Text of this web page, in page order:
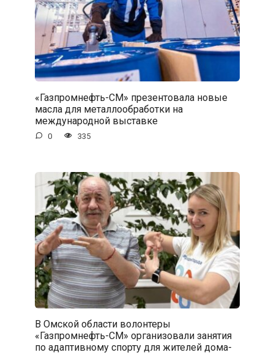
«Газпромнефть-СМ» презентовала новые
масла для металлообработки на
международной выставке
0 335
В Омской области волонтеры
«Газпромнефть-СМ» организовали занятия
по адаптивному спорту для жителей дома-